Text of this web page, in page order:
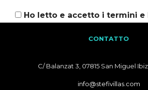
Ho letto e accetto i termini e
CONTATTO
C/ Balanzat 3, 07815 San Miguel
info@stefivillas.com